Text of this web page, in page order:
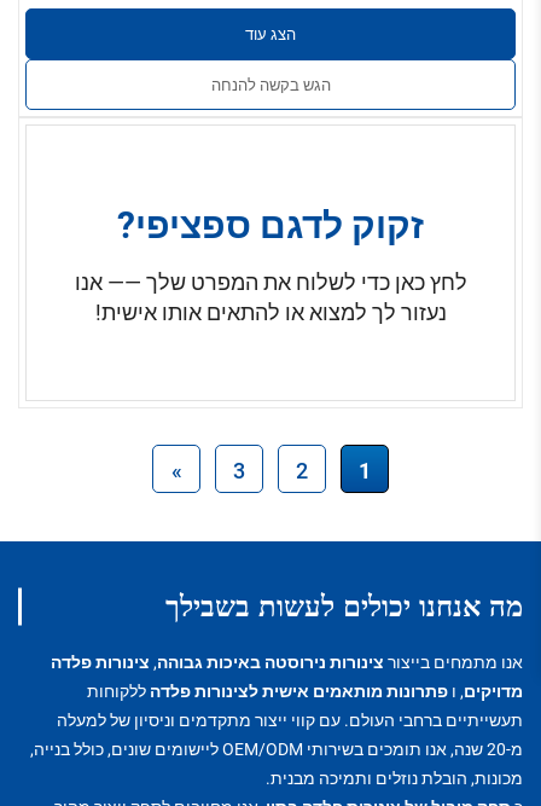
הצג עוד
הגש בקשה להנחה
זקוק לדגם ספציפי?
לחץ כאן כדי לשלוח את המפרט שלך —— אנו
נעזור לך למצוא או להתאים אותו אישית!
1
2
3
»
מה אנחנו יכולים לעשות בשבילך
אנו מתמחים בייצור צינורות נירוסטה באיכות גבוהה, צינורות פלדה
מדויקים, ו פתרונות מותאמים אישית לצינורות פלדה ללקוחות
תעשייתיים ברחבי העולם. עם קווי ייצור מתקדמים וניסיון של למעלה
מ-20 שנה, אנו תומכים בשירותי OEM/ODM ליישומים שונים, כולל בנייה,
מכונות, הובלת נוזלים ותמיכה מבנית.